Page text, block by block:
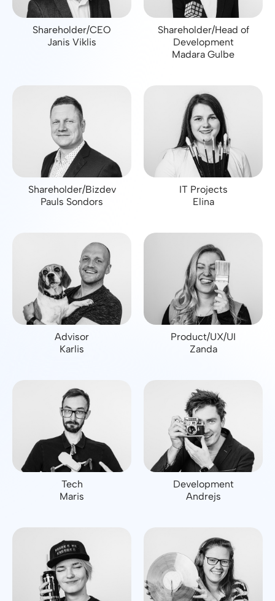
Shareholder/CEO
Janis Viklis
Shareholder/Head of
Development
Madara Gulbe
Shareholder/Bizdev
Pauls Sondors
IT Projects
Elina
Advisor
Karlis
Product/UX/UI
Zanda
Tech
Maris
Development
Andrejs